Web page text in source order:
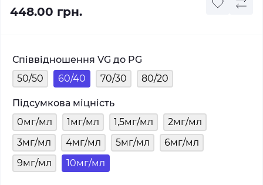
448.00 грн.
Співвідношення VG до PG
50/50
60/40 70/30 80/20
Підсумкова міцність
0мг/мл
1мг/мл 1,5мг/мл
2мг/мл
3мг/мл
4мг/мл 5мг/мл
6мг/мл
9мг/мл
10мг/мл